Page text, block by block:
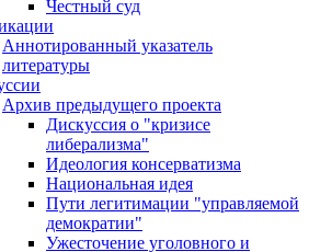
Честный суд
Аннотированный указатель
литературы
Архив предыдущего проекта
Дискуссия о "кризисе
либерализма"
Идеология консерватизма
Национальная идея
Пути легитимации "управляемой
демократии"
Ужесточение уголовного и